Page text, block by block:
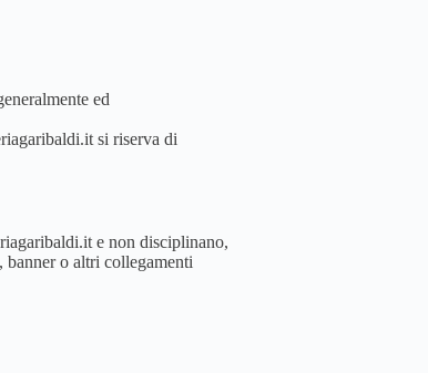
ed
si riserva di
e non disciplinano,
o altri collegamenti